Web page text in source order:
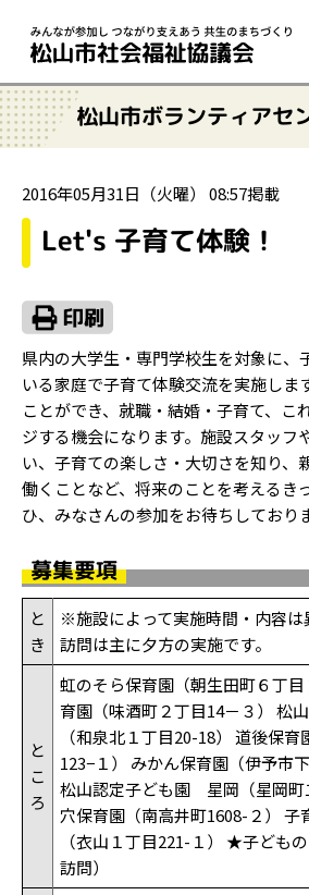
松山市ボランティアセ
2016年05月31日（火曜） 08:57掲載
Let's 子育て体験！
県内の大学生・専門学校生を対象に、
いる家庭で子育て体験交流を実施しま
ことができ、就職・結婚・子育て、こ
ジする機会になります。施設スタッフ
い、子育ての楽しさ・大切さを知り、
働くことなど、将来のことを考えるき
ひ、みなさんの参加をお待ちしており
募集要項
と
き
※施設によって実施時間・内容
訪問は主に夕方の実施です。
と
こ
ろ
虹のそら保育園（朝生田町６丁
育園（味酒町２丁目14－３） 松
（和泉北１丁目20-18） 道後保
123−１） みかん保育園（伊予市
松山認定子ども園 星岡（星岡町
穴保育園（南高井町1608-２） 子
（衣山１丁目221-１） ★子ども
訪問）